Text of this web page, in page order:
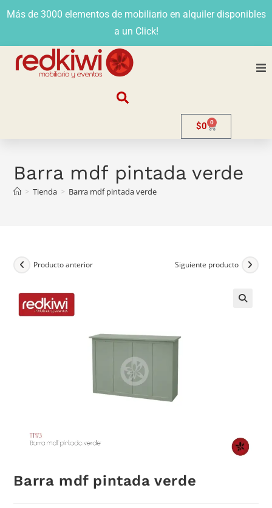
Más de 3000 elementos de mobiliario en alquiler disponibles
a un Click!
Venta
Contacto
$0 0
Barra mdf pintada verde
> Tienda > Barra mdf pintada verde
Producto anterior Siguiente producto
Barra mdf pintada verde